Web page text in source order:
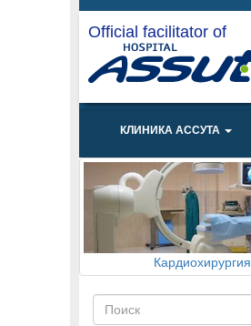
Official facilitator of
КЛИНИКА АССУТА
Кардиохирургия